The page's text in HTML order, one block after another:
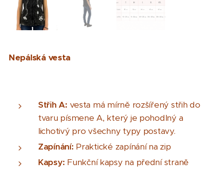
Nepálská vesta
Střih A: vesta má mírně rozšířený střih do
tvaru písmene A, který je pohodlný a
lichotivý pro všechny typy postavy.
Zapínání: Praktické zapínání na zip
Kapsy: Funkční kapsy na přední straně